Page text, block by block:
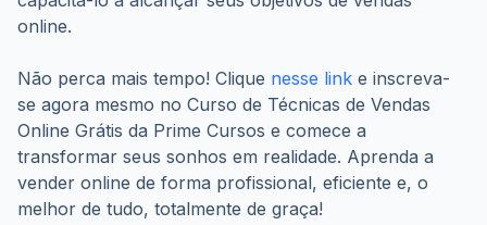
Não perca mais tempo! Clique
Online Grátis da Prime Cursos e comece a
transformar seus sonhos em realidade. Aprenda a
vender online de forma profissional, eficiente e, o
melhor de tudo, totalmente de graça!